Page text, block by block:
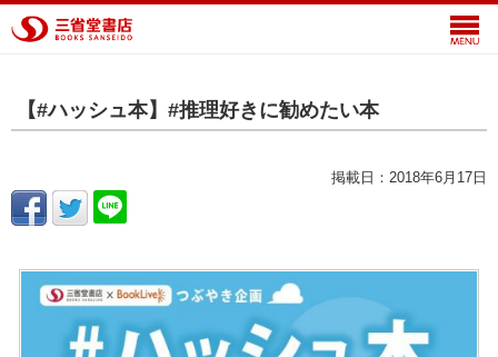
【#ハッシュ本】#推理好きに勧めたい本
掲載日：2018年6月17日